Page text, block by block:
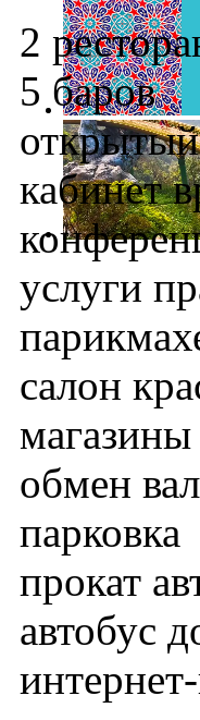
2
5 баров
кабинет
услуги
салон
магазины
обмен
парковка
прокат
автобус